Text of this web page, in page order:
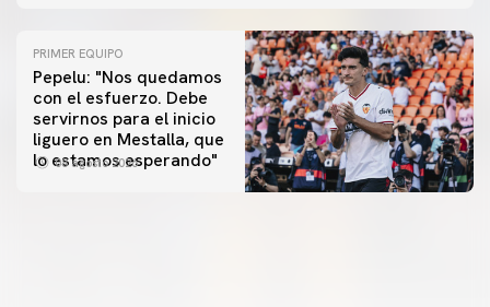
PRIMER EQUIPO
Pepelu: "Nos quedamos
con el esfuerzo. Debe
servirnos para el inicio
liguero en Mestalla, que
lo estamos esperando"
08 agosto 2026
PRIMER EQUIPO
Las fotos del Valencia CF-Newcastle United FC
PRIMER EQUIPO
MESTALLA 📍